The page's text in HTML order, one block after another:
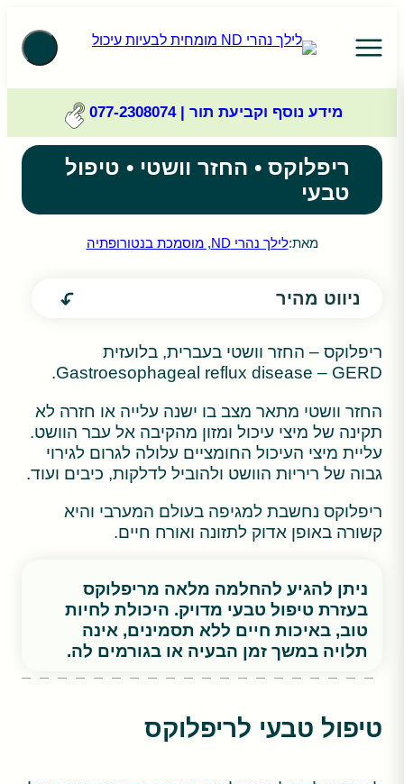
תפריט
מידע נוסף וקביעת תור | 077-2308074
ריפלוקס • החזר וושטי • טיפול
טבעי
מאת:לילך נהרי ND, מוסמכת בנטורופתיה
ניווט מהיר
ריפלוקס – החזר וושטי בעברית, בלועזית
Gastroesophageal reflux disease – GERD.
החזר וושטי מתאר מצב בו ישנה עלייה או חזרה לא
תקינה של מיצי עיכול ומזון מהקיבה אל עבר הוושט.
עליית מיצי העיכול החומציים עלולה לגרום לגירוי
גבוה של ריריות הוושט ולהוביל לדלקות, כיבים ועוד.
ריפלוקס נחשבת למגיפה בעולם המערבי והיא
קשורה באופן אדוק לתזונה ואורח חיים.
ניתן להגיע להחלמה מלאה מריפלוקס
בעזרת טיפול טבעי מדויק. היכולת לחיות
טוב, באיכות חיים ללא תסמינים, אינה
תלויה במשך זמן הבעיה או בגורמים לה.
טיפול טבעי לריפלוקס